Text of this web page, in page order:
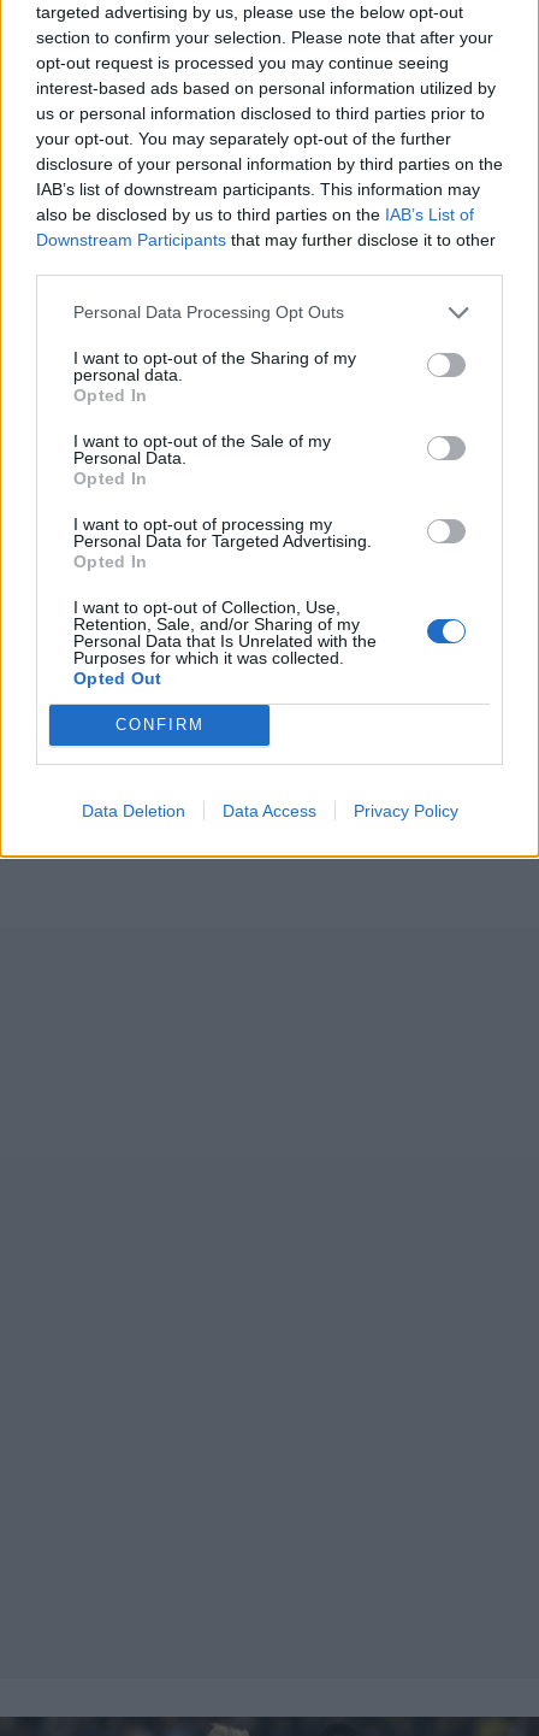
targeted advertising by us, please use the below opt-out
section to confirm your selection. Please note that after your
opt-out request is processed you may continue seeing
interest-based ads based on personal information utilized by
us or personal information disclosed to third parties prior to
your opt-out. You may separately opt-out of the further
disclosure of your personal information by third parties on the
IAB’s list of downstream participants. This information may
also be disclosed by us to third parties on the IAB’s List of
Downstream Participants that may further disclose it to other
Personal Data Processing Opt Outs
I want to opt-out of the Sharing of my
personal data.
Opted In
I want to opt-out of the Sale of my
Personal Data.
Opted In
I want to opt-out of processing my
Personal Data for Targeted Advertising.
Opted In
I want to opt-out of Collection, Use,
Retention, Sale, and/or Sharing of my
Personal Data that Is Unrelated with the
Purposes for which it was collected.
Opted Out
CONFIRM
Data Deletion Data Access Privacy Policy
Photo 6/20
Τέλος το ποδόσφαιρο για τον Ντιέγκο Φορλάν!
Photo 7/20
Τέλος το ποδόσφαιρο για τον Ντιέγκο Φορλάν!